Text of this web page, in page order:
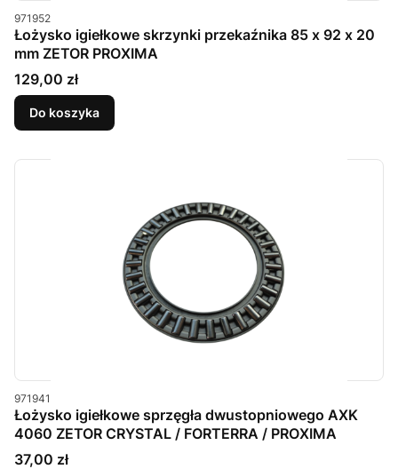
Kod produktu
971952
Łożysko igiełkowe skrzynki przekaźnika 85 x 92 x 20
mm ZETOR PROXIMA
Cena
129,00 zł
Do koszyka
Kod produktu
971941
Łożysko igiełkowe sprzęgła dwustopniowego AXK
4060 ZETOR CRYSTAL / FORTERRA / PROXIMA
Cena
37,00 zł